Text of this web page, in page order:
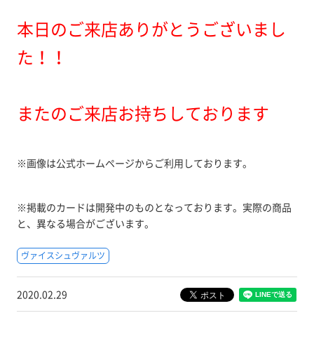
本日のご来店ありがとうございまし
た！！
またのご来店お持ちしております
※画像は公式ホームページからご利用しております。
※掲載のカードは開発中のものとなっております。実際の商品
と、異なる場合がございます。
ヴァイスシュヴァルツ
2020.02.29